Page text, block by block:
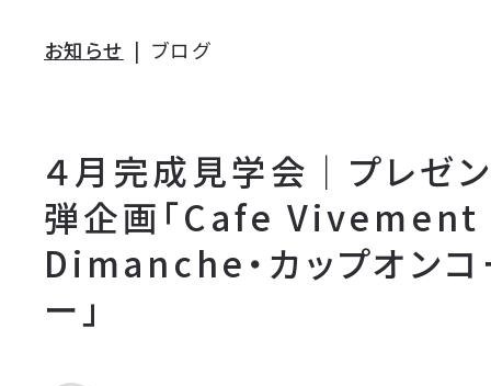
お知らせ ブログ
４月完成見学会｜プレゼ
弾企画「Cafe Vivement
Dimanche・カップオン
ー」